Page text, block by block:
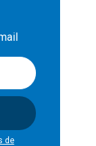
de